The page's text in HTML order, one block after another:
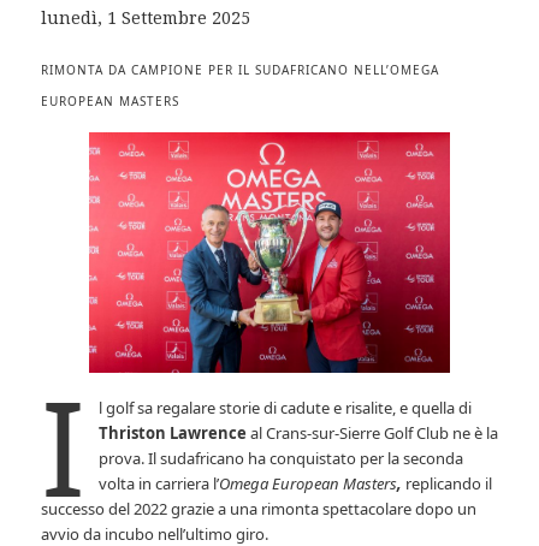
lunedì, 1 Settembre 2025
RIMONTA DA CAMPIONE PER IL SUDAFRICANO NELL’OMEGA
EUROPEAN MASTERS
I
l golf sa regalare storie di cadute e risalite, e quella di
Thriston Lawrence al Crans-sur-Sierre Golf Club ne è la
prova. Il sudafricano ha conquistato per la seconda
volta in carriera l’Omega European Masters, replicando il
successo del 2022 grazie a una rimonta spettacolare dopo un
avvio da incubo nell’ultimo giro.